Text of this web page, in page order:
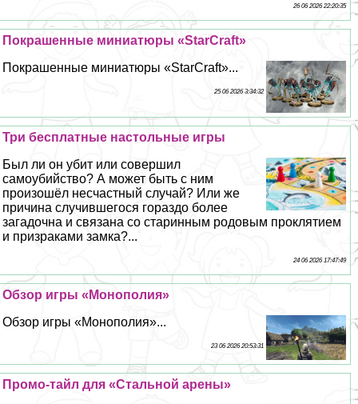
26 06 2026 22:20:35
Покрашенные миниатюры «StarCraft»
Покрашенные миниатюры «StarCraft»...
25 06 2026 3:34:32
Три бесплатные настольные игры
Был ли он убит или совершил
самоубийство? А может быть с ним
произошёл несчастный случай? Или же
причина случившегося гораздо более
загадочна и связана со старинным родовым проклятием
и призpaками замка?...
24 06 2026 17:47:49
Обзор игры «Монополия»
Обзор игры «Монополия»...
23 06 2026 20:53:31
Промо-тайл для «Стальной арены»